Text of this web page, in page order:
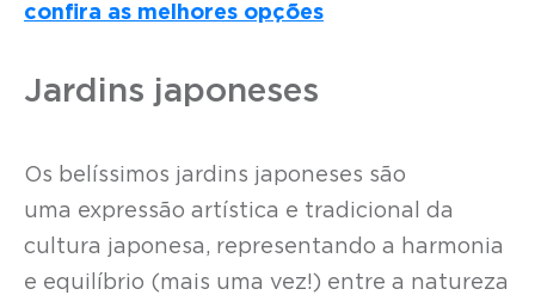
confira as melhores opções
Jardins japoneses
Os belíssimos jardins japoneses são
uma expressão artística e tradicional da
cultura japonesa, representando a harmonia
e equilíbrio (mais uma vez!) entre a natureza